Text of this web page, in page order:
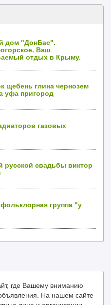
дом "ДонБас".
Ваш
отдых в Крыму.
щебень глина чернозем
уфа пригород
газовых
русской свадьбы виктор
фольклорная группа "у
где Вашему вниманию
На нашем сайте